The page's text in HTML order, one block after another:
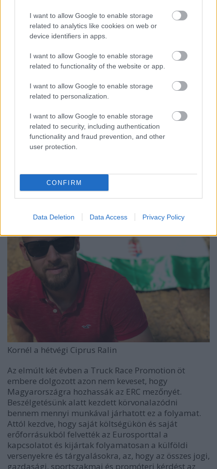
I want to allow Google to enable storage
related to analytics like cookies on web or
device identifiers in apps.
I want to allow Google to enable storage
related to functionality of the website or app.
I want to allow Google to enable storage
related to personalization.
I want to allow Google to enable storage
related to security, including authentication
functionality and fraud prevention, and other
user protection.
CONFIRM
Data Deletion Data Access Privacy Policy
szakaszokat, a helyszíneket, az előkészületeket és a
szervezés fázisait is. Emellett szükség volt arra is,
hogy sikeresen kiharcoljunk egy kormányzati
feltétele volt a rendezésnek. Az Eurosport ugyanis –
érthető módon – konkrétan garanciát kért a
promóteri díj megfizetésére, ami mondanom sem
kell egy szabad szemmel is jól látható összeget
jelent. Kevesen tudnak róla, hogy erre a pozícióra –
ami az Akropolisz Rali kiesésével szabadult fel – nem
csak mi pályáztunk, más országok is szerettek volna
bekerülni az ERC naptárba. Mire eljutottunk odáig,
hogy tavaly novemberben -a verseny kezdetén
megtörtént a bejelentés, már minden olyan
megalapozta.”
Kornél a hétvégi Ciprus Ralin
Az elmúlt két évben a Truck Race Promotion öt
embere dolgozott azon nem keveset, hogy
Magyarországra hozhassák az ERC mezőnyét.
Beszélgetésünk alatt kezdett körvonalazódni
bennem mennyi munkával járhatott ez a folyamat.
Attól kezdve, hogy saját költségükön és saját
erőforrásukból felvették az Eurosporttal a
kapcsolatot és kijártak folyamatosan a külföldi
versenyekre és tárgyalásokra, az, hogy az összes jogi,
gazdasági, sportszakmai és promóteri kérdést az